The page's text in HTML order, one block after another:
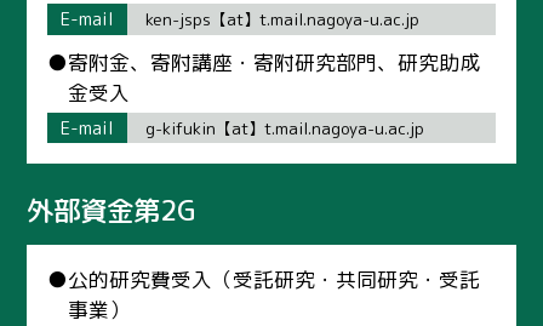
E-mail ken-jsps【at】t.mail.nagoya-u.ac.jp
●寄附金、寄附講座・寄附研究部門、研究助成
金受入
E-mail g-kifukin【at】t.mail.nagoya-u.ac.jp
外部資金第2G
●公的研究費受入（受託研究・共同研究・受託
事業）